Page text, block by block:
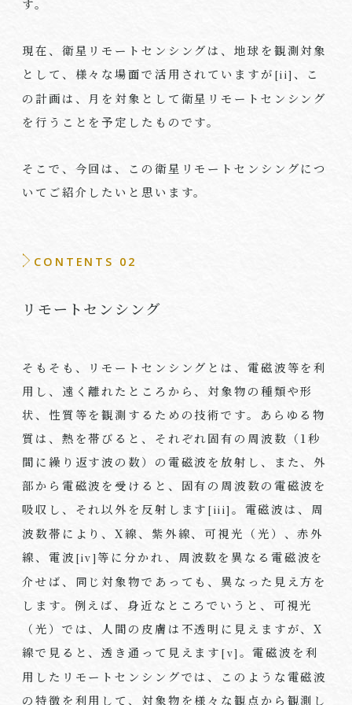
す。
現在、衛星リモートセンシングは、地球を観測対象
として、様々な場面で活用されていますが [ii] 、こ
の計画は、月を対象として衛星リモートセンシング
を行うことを予定したものです。
そこで、今回は、この衛星リモートセンシングにつ
いてご紹介したいと思います。
CONTENTS 02
リモートセンシング
そもそも、リモートセンシングとは、電磁波等を利
用し、遠く離れたところから、対象物の種類や形
状、性質等を観測するための技術です。あらゆる物
質は、熱を帯びると、それぞれ固有の周波数（1秒
間に繰り返す波の数）の電磁波を放射し、また、外
部から電磁波を受けると、固有の周波数の電磁波を
吸収し、それ以外を反射します [iii] 。電磁波は、周
波数帯により、X線、紫外線、可視光（光）、赤外
線、電波 [iv] 等に分かれ、周波数を異なる電磁波を
介せば、同じ対象物であっても、異なった見え方を
します。例えば、身近なところでいうと、可視光
（光）では、人間の皮膚は不透明に見えますが、X
線で見ると、透き通って見えます [v] 。電磁波を利
用したリモートセンシングでは、このような電磁波
の特徴を利用して、対象物を様々な観点から観測し